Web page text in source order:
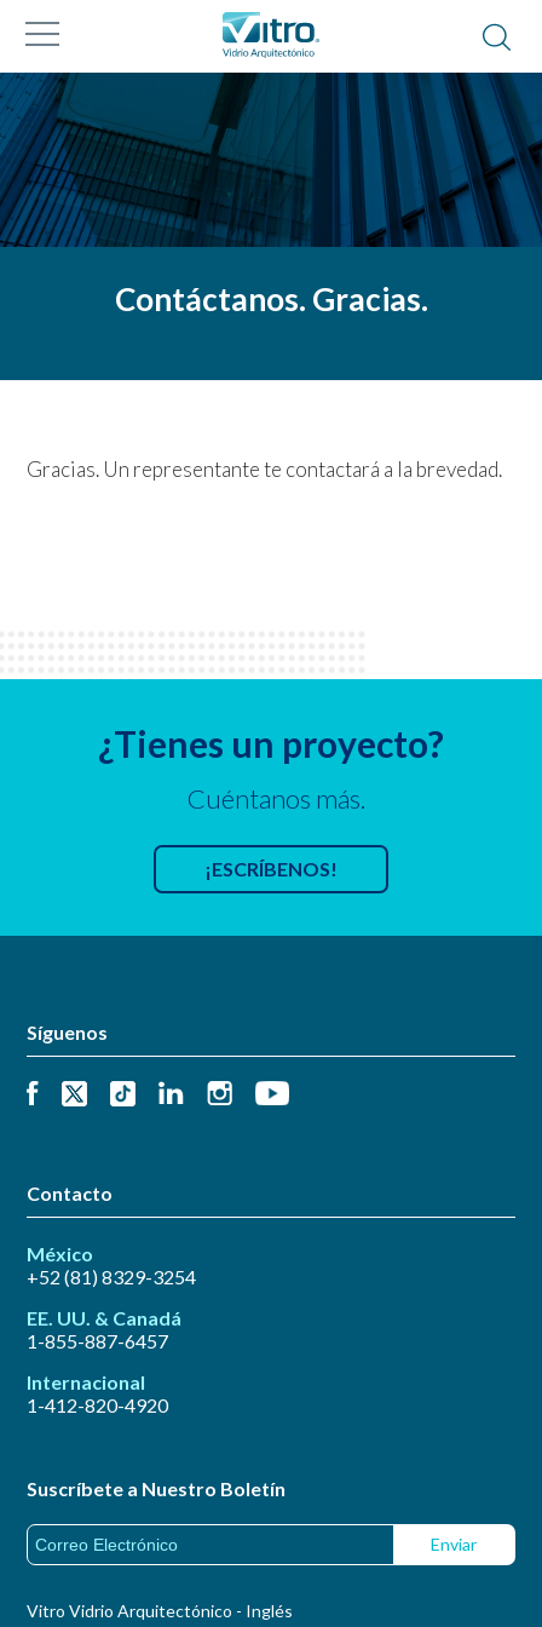
Contáctanos. Gracias.
Gracias. Un representante te contactará a la brevedad.
¿Tienes un proyecto?
Cuéntanos más.
¡ESCRÍBENOS!
Síguenos
Contacto
México
+52 (81) 8329-3254
EE. UU. & Canadá
1-855-887-6457
Internacional
1-412-820-4920
Suscríbete a Nuestro Boletín
Vitro Vidrio Arquitectónico - Inglés